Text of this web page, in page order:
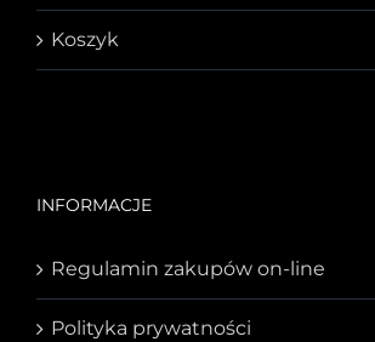
Koszyk
INFORMACJE
Regulamin zakupów on-line
Polityka prywatności